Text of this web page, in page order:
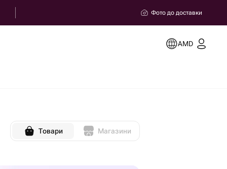
Фото до доставки
AMD
Товари Магазини